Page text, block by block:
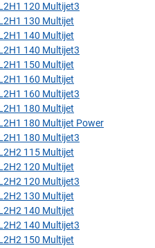
120 Multijet3
130 Multijet
140 Multijet
140 Multijet3
150 Multijet
160 Multijet
160 Multijet3
180 Multijet
180 Multijet Power
180 Multijet3
115 Multijet
120 Multijet
120 Multijet3
130 Multijet
140 Multijet
140 Multijet3
150 Multijet